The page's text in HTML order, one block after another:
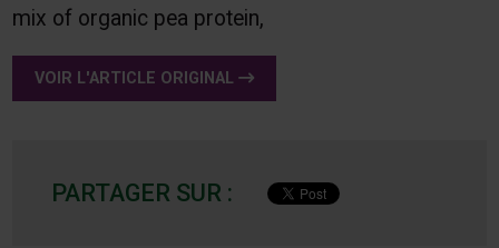
mix of organic pea protein,
VOIR L'ARTICLE ORIGINAL
PARTAGER SUR :